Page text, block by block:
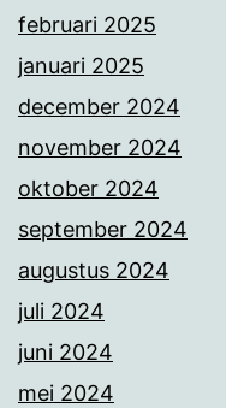
februari 2025
januari 2025
december 2024
november 2024
oktober 2024
september 2024
augustus 2024
juli 2024
juni 2024
mei 2024